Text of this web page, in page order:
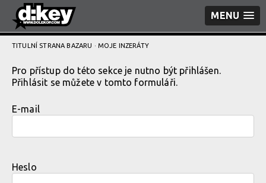
MENU
TITULNÍ STRANA BAZARU · MOJE INZERÁTY
Pro přístup do této sekce je nutno být přihlášen.
Přihlásit se můžete v tomto formuláři.
E-mail
Heslo